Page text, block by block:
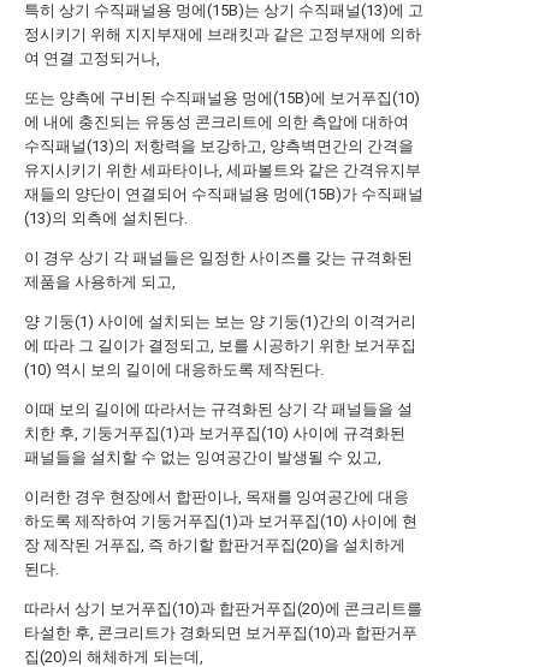
특히 상기 수직패널용 멍에(15B)는 상기 수직패널(13)에 고
정시키기 위해 지지부재에 브래킷과 같은 고정부재에 의하
여 연결 고정되거나,
또는 양측에 구비된 수직패널용 멍에(15B)에 보거푸집(10)
에 내에 충진되는 유동성 콘크리트에 의한 측압에 대하여
수직패널(13)의 저항력을 보강하고, 양측벽면간의 간격을
유지시키기 위한 세파타이나, 세파볼트와 같은 간격유지부
재들의 양단이 연결되어 수직패널용 멍에(15B)가 수직패널
(13)의 외측에 설치된다.
이 경우 상기 각 패널들은 일정한 사이즈를 갖는 규격화된
제품을 사용하게 되고,
양 기둥(1) 사이에 설치되는 보는 양 기둥(1)간의 이격거리
에 따라 그 길이가 결정되고, 보를 시공하기 위한 보거푸집
(10) 역시 보의 길이에 대응하도록 제작된다.
이때 보의 길이에 따라서는 규격화된 상기 각 패널들을 설
치한 후, 기둥거푸집(1)과 보거푸집(10) 사이에 규격화된
패널들을 설치할 수 없는 잉여공간이 발생될 수 있고,
이러한 경우 현장에서 합판이나, 목재를 잉여공간에 대응
하도록 제작하여 기둥거푸집(1)과 보거푸집(10) 사이에 현
장 제작된 거푸집, 즉 하기할 합판거푸집(20)을 설치하게
된다.
따라서 상기 보거푸집(10)과 합판거푸집(20)에 콘크리트를
타설한 후, 콘크리트가 경화되면 보거푸집(10)과 합판거푸
집(20)의 해체하게 되는데,